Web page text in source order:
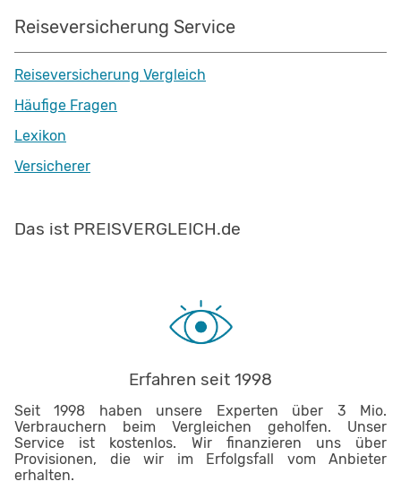
Reiseversicherung Service
Reiseversicherung Vergleich
Häufige Fragen
Lexikon
Versicherer
Das ist PREISVERGLEICH.de
Erfahren seit 1998
Seit 1998 haben unsere Experten über 3 Mio.
Verbrauchern beim Vergleichen geholfen. Unser
Service ist kostenlos. Wir finanzieren uns über
Provisionen, die wir im Erfolgsfall vom Anbieter
erhalten.